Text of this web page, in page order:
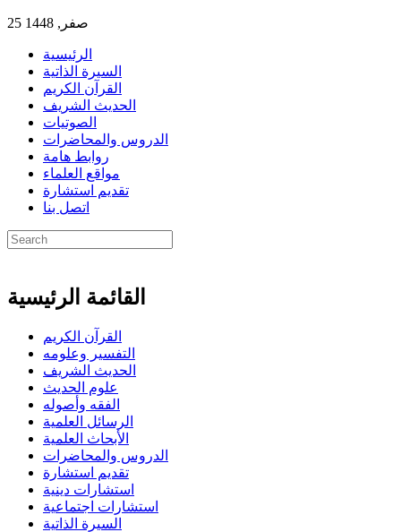
25 صفر, 1448
الرئيسية
السيرة الذاتية
القرآن الكريم
الحديث الشريف
الصوتيات
الدروس والمحاضرات
روابط هامة
مواقع العلماء
تقديم استشارة
اتصل بنا
القائمة الرئيسية
القرآن الكريم
التفسير وعلومه
الحديث الشريف
علوم الحديث
الفقه وأصوله
الرسائل العلمية
الأبحاث العلمية
الدروس والمحاضرات
تقديم استشارة
استشارات دينية
استشارات اجتماعية
السيرة الذاتية